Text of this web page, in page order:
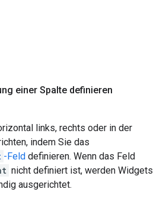
einer Spalte definieren
links, rechts oder in der
indem Sie das
-Feld definieren. Wenn das Feld
nicht definiert ist, werden Widgets
ausgerichtet.